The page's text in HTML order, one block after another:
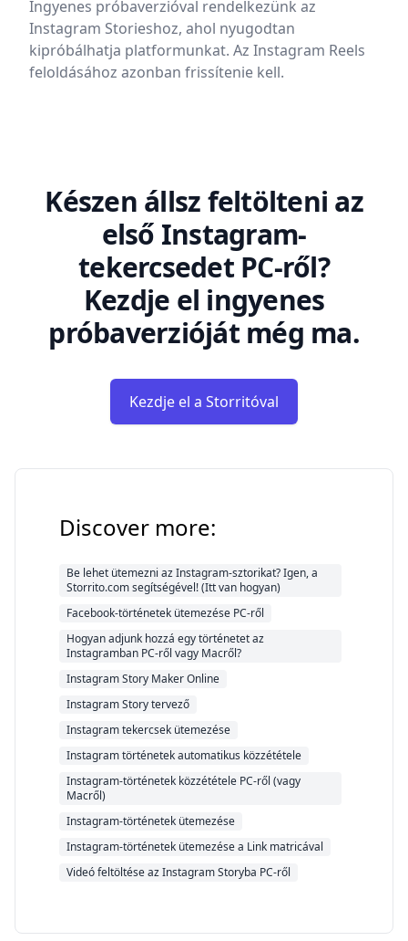
Ingyenes próbaverzióval rendelkezünk az
Instagram Storieshoz, ahol nyugodtan
kipróbálhatja platformunkat. Az Instagram Reels
feloldásához azonban frissítenie kell.
Készen állsz feltölteni az
első Instagram-
tekercsedet PC-ről?
Kezdje el ingyenes
próbaverzióját még ma.
Kezdje el a Storritóval
Discover more:
Be lehet ütemezni az Instagram-sztorikat? Igen, a
Storrito.com segítségével! (Itt van hogyan)
Facebook-történetek ütemezése PC-ről
Hogyan adjunk hozzá egy történetet az
Instagramban PC-ről vagy Macről?
Instagram Story Maker Online
Instagram Story tervező
Instagram tekercsek ütemezése
Instagram történetek automatikus közzététele
Instagram-történetek közzététele PC-ről (vagy
Macről)
Instagram-történetek ütemezése
Instagram-történetek ütemezése a Link matricával
Videó feltöltése az Instagram Storyba PC-ről